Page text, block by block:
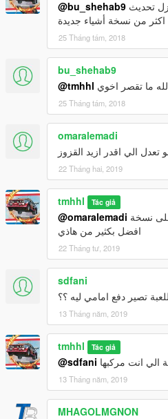
@bu_shehab9
25 Tháng tám, 2018
bu_shehab9
@tmhhl
25 Tháng tám, 2018
omaralemadi
تعدل الي اقدر ازيد القزوز
22 Tháng hai, 2019
tmhhl Tác giả
@omaralemadi
افضل بكثير من هاذي
22 Tháng tư, 2019
sdfani
تصير دفع امامي ليه ؟؟
13 Tháng năm, 2019
tmhhl Tác giả
@sdfani الي انت مركبها
13 Tháng năm, 2019
MHAGOLMGNON